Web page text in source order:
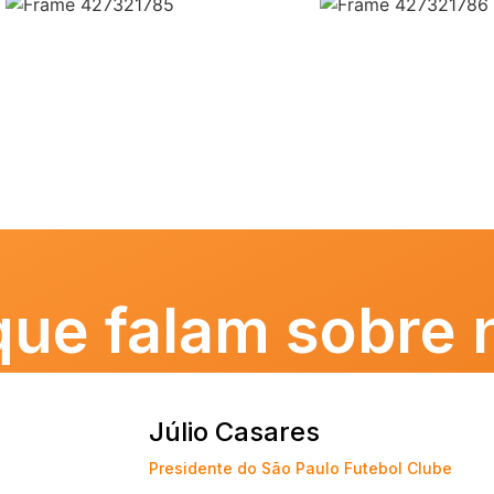
falam sobre
Júlio Casares
Presidente do São Paulo Futebol Clube